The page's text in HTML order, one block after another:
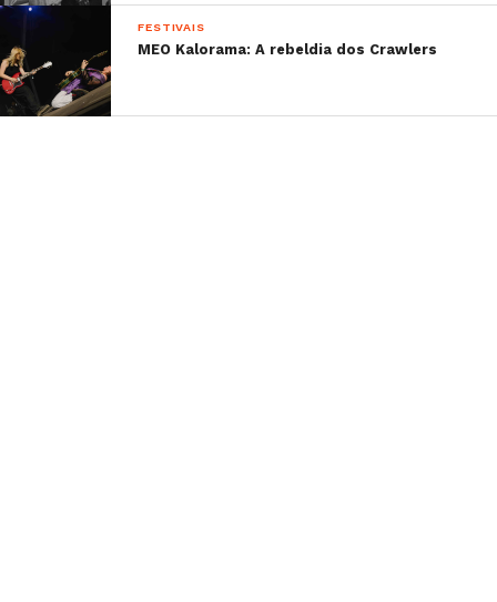
FESTIVAIS
MEO Kalorama: A rebeldia dos Crawlers